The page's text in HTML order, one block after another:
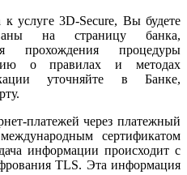
услуге 3D-Secure, Вы будете
на страницу банка,
прохождения процедуры
о правилах и методах
уточняйте в Банке,
платежей через платежный
сертификатом
информации происходит с
TLS. Эта информация